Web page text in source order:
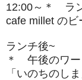
12:00～ ＊ ラ
cafe millet のビ
ランチ後~
＊ 午後のワー
「いのちのし